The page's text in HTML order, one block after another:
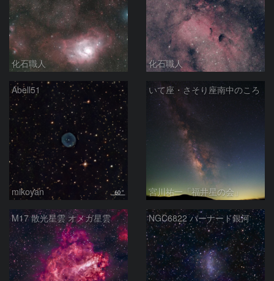
化石職人 化石職人
Abell51
mikoyan
いて座・さそり座南中のころ
宮川祐一「福井星の会」
M17 散光星雲 オメガ星雲 NGC6822 バーナード銀河